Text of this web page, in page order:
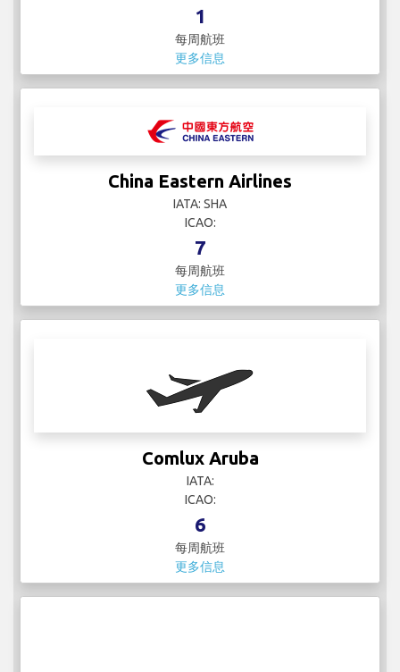
1
每周航班
更多信息
China Eastern Airlines
IATA: SHA
ICAO:
7
每周航班
更多信息
Comlux Aruba
IATA:
ICAO:
6
每周航班
更多信息